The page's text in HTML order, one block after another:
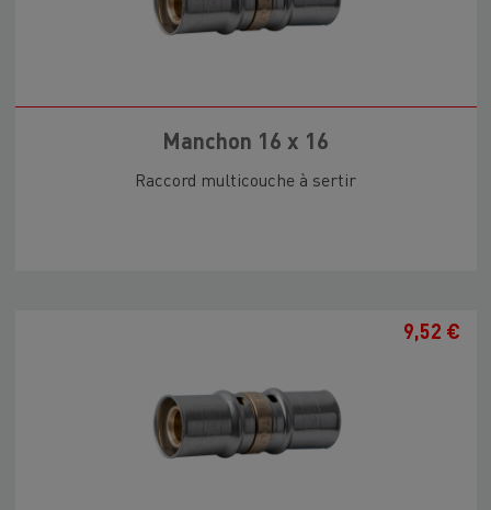
Manchon 16 x 16
Raccord multicouche à sertir
9,52 €